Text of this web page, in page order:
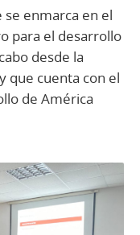
se enmarca en el
para el desarrollo
desde la
que cuenta con el
de América